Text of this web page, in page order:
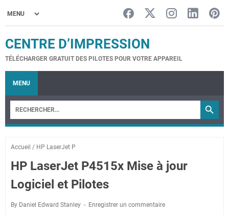
CENTRE D’IMPRESSION
TÉLÉCHARGER GRATUIT DES PILOTES POUR VOTRE APPAREIL
MENU
Accueil / HP LaserJet P
HP LaserJet P4515x Mise à jour
Logiciel et Pilotes
By Daniel Edward Stanley Enregistrer un commentaire